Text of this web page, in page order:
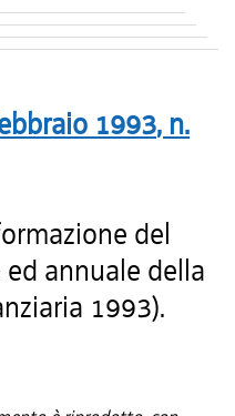
1993, n.
del
annuale della
1993).